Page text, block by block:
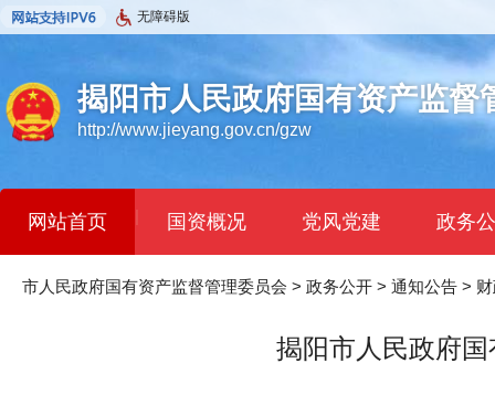
无障碍版
揭阳市人民政府国有资产监督
http://www.jieyang.gov.cn/gzw
网站首页 | 国资概况 党风党建 政务
市人民政府国有资产监督管理委员会 > 政务公开 > 通知公告 >
揭阳市人民政府